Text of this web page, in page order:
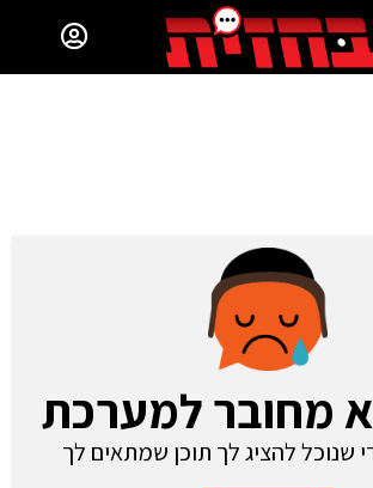
מחובר למערכת
שנוכל להציג לך תוכן שמתאים לך